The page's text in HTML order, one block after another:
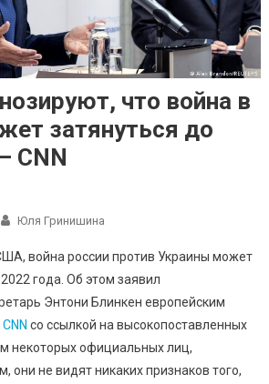
что война в
затянуться до
CNN
Юля Гринишина
война россии против Украины может
года. Об этом заявил
Энтони Блинкен европейским
CNN со ссылкой на высокопоставленных
некоторых официальных лиц,
они не видят никаких признаков того,